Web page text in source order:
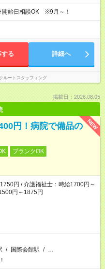
始日相談OK ※9月～！
する 詳細へ
ルートスタッフィング
掲載日：2026.08.05
NEW
円！病院で備品の
ブランクOK
円 / 介護福祉士：時給1700円～
円～1875円
/ 国際会館駅 / …